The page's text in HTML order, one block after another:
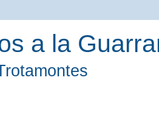
a la